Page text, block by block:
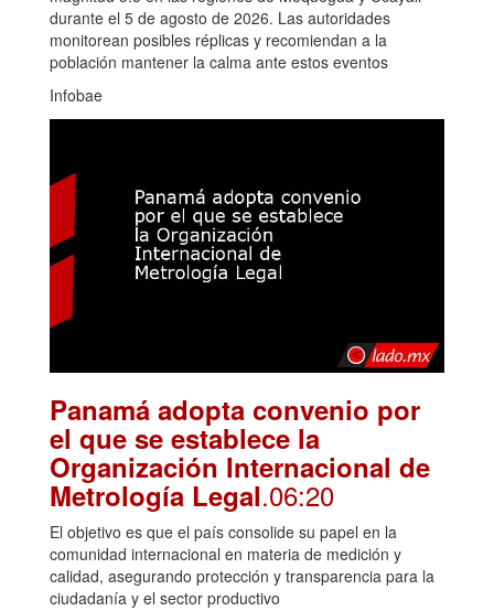
durante el 5 de agosto de 2026. Las autoridades
monitorean posibles réplicas y recomiendan a la
población mantener la calma ante estos eventos
Infobae
Panamá adopta convenio por
el que se establece la
Organización Internacional de
Metrología Legal.06:20
El objetivo es que el país consolide su papel en la
comunidad internacional en materia de medición y
calidad, asegurando protección y transparencia para la
ciudadanía y el sector productivo